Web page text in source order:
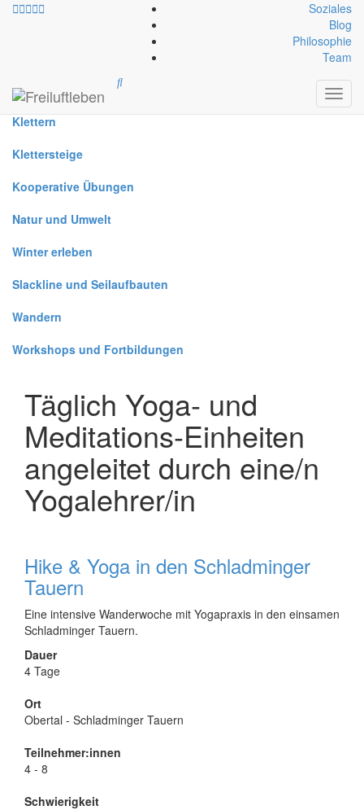
Soziales
Blog
Philosophie
Team
Canyoning
Klettern
Klettersteige
Kooperative Übungen
Natur und Umwelt
Winter erleben
Slackline und Seilaufbauten
Wandern
Workshops und Fortbildungen
Täglich Yoga- und
Meditations-Einheiten
angeleitet durch eine/n
Yogalehrer/in
Hike & Yoga in den Schladminger
Tauern
Eine intensive Wanderwoche mit Yogapraxis in den einsamen
Schladminger Tauern.
Dauer
4 Tage
Ort
Obertal - Schladminger Tauern
Teilnehmer:innen
4 - 8
Schwierigkeit